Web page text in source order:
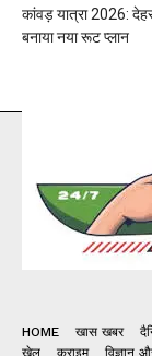
कांवड़ यात्रा 2026:
बनाया नया रूट प्लान
HOME खास खबर
खेल
क्राइम विज्ञान